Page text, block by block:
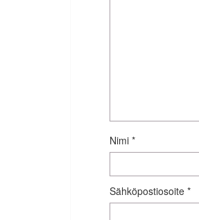
Nimi *
Sähköpostiosoite *